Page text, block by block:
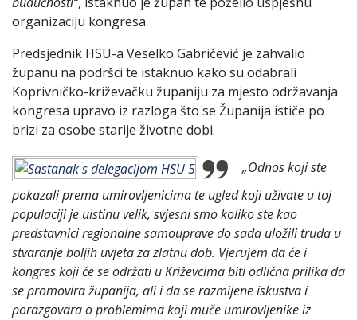
organizaciju kongresa.
Predsjednik HSU-a Veselko Gabričević je zahvalio
županu na podršci te istaknuo kako su odabrali
Koprivničko-križevačku županiju za mjesto održavanja
kongresa upravo iz razloga što se Županija ističe po
brizi za osobe starije životne dobi.
„Odnos koji ste
pokazali prema umirovljenicima te ugled koji uživate u toj
populaciji je uistinu velik, svjesni smo koliko ste kao
predstavnici regionalne samouprave do sada uložili truda u
stvaranje boljih uvjeta za zlatnu dob. Vjerujem da će i
kongres koji će se održati u Križevcima biti odlična prilika da
se promovira županija, ali i da se razmijene iskustva i
porazgovara o problemima koji muče umirovljenike iz